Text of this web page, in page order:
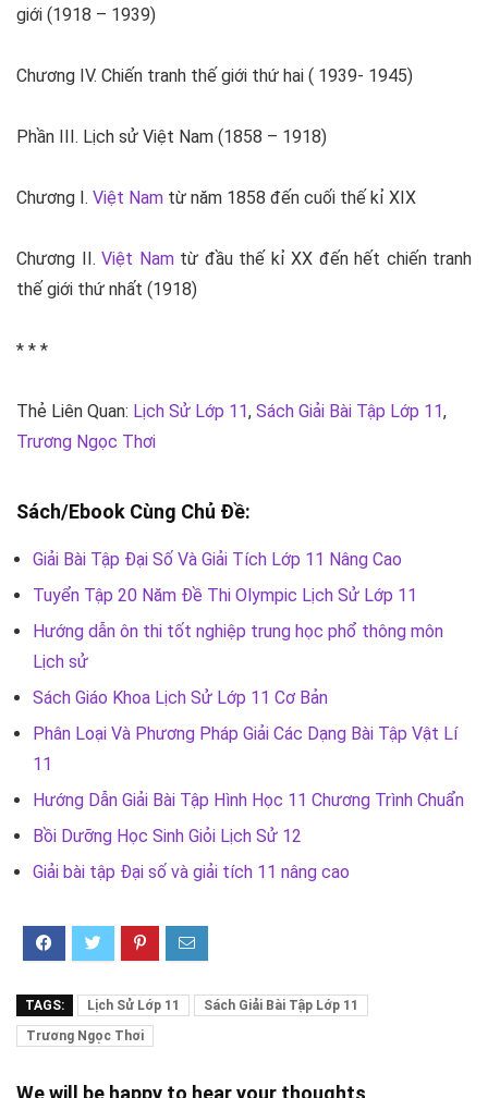
giới (1918 – 1939)
Chương IV. Chiến tranh thế giới thứ hai ( 1939- 1945)
Phần III. Lịch sử Việt Nam (1858 – 1918)
Chương I. Việt Nam từ năm 1858 đến cuối thế kỉ XIX
Chương II. Việt Namtừ đầu thế kỉ XX đến hết chiến tranh
thế giới thứ nhất (1918)
* * *
Thẻ Liên Quan: Lịch Sử Lớp 11, Sách Giải Bài Tập Lớp 11,
Trương Ngọc Thơi
Sách/Ebook Cùng Chủ Đề:
Giải Bài Tập Đại Số Và Giải Tích Lớp 11 Nâng Cao
Tuyển Tập 20 Năm Đề Thi Olympic Lịch Sử Lớp 11
Hướng dẫn ôn thi tốt nghiệp trung học phổ thông môn
Lịch sử
Sách Giáo Khoa Lịch Sử Lớp 11 Cơ Bản
Phân Loại Và Phương Pháp Giải Các Dạng Bài Tập Vật Lí
11
Hướng Dẫn Giải Bài Tập Hình Học 11 Chương Trình Chuẩn
Bồi Dưỡng Học Sinh Giỏi Lịch Sử 12
Giải bài tập Đại số và giải tích 11 nâng cao
TAGS: Lịch Sử Lớp 11
Sách Giải Bài Tập Lớp 11
Trương Ngọc Thơi
We will be happy to hear your thoughts